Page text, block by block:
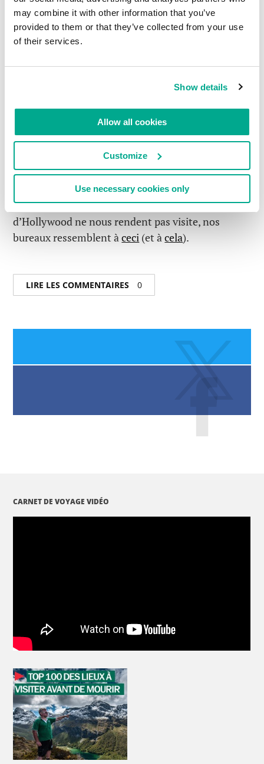
may combine it with other information that you’ve
provided to them or that they’ve collected from your use
of their services.
Show details
Allow all cookies
Customize
Use necessary cookies only
Comme vous l’aurez deviné, ils ont assuré devant
vous l’avez déjà vue, laissez-moi des
commentaires ! Je promets une jolie surprise pour
le premier qui m’en laissera un ! 🙂
Au fait, nous avons reversé les droits de
production à une fondation pour la protection des
D’ordinaire, quand les plus grandes stars
d’Hollywood ne nous rendent pas visite, nos
bureaux ressemblent àceci (et àcela).
LIRE LES COMMENTAIRES 0
CARNET DE VOYAGE VIDÉO